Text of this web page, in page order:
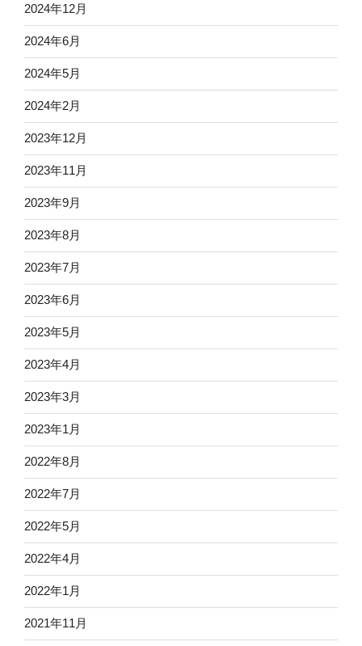
2024年12月
2024年6月
2024年5月
2024年2月
2023年12月
2023年11月
2023年9月
2023年8月
2023年7月
2023年6月
2023年5月
2023年4月
2023年3月
2023年1月
2022年8月
2022年7月
2022年5月
2022年4月
2022年1月
2021年11月